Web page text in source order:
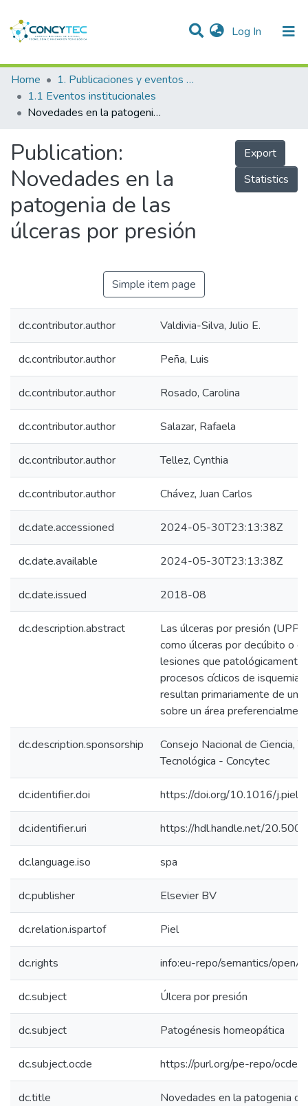
Log In (current)
Communities & Collections
Research Outputs
People
Statistics
Home
1. Publicaciones y eventos institucionales
1.1 Eventos institucionales
Novedades en la patogenia de las úlceras por presión
Publication:
Novedades en la
patogenia de las
úlceras por presión
Export
Statistics
Simple item page
dc.contributor.author Valdivia-Silva, Julio E.
dc.contributor.author Peña, Luis
dc.contributor.author Rosado, Carolina
dc.contributor.author Salazar, Rafaela
dc.contributor.author Tellez, Cynthia
dc.contributor.author Chávez, Juan Carlos
dc.date.accessioned 2024-05-30T23:13:38Z
dc.date.available 2024-05-30T23:13:38Z
dc.date.issued 2018-08
dc.description.abstract
Las úlceras por presión
como úlceras por decúbito o
lesiones que patológicamente
procesos cíclicos de isquemia
resultan primariamente de
sobre un área
dc.description.sponsorship
Consejo Nacional de Ciencia,
Tecnológica - Concytec
dc.identifier.doi https://doi.org/10.1016/
dc.identifier.uri https://hdl.handle.net/
dc.language.iso spa
dc.publisher Elsevier BV
dc.relation.ispartof Piel
dc.rights info:eu-repo/semantics/
dc.subject Úlcera por presión
dc.subject Patogénesis homeopática
dc.subject.ocde https://purl.org/pe-repo/ocde/
dc.title
Novedades en la patogenia